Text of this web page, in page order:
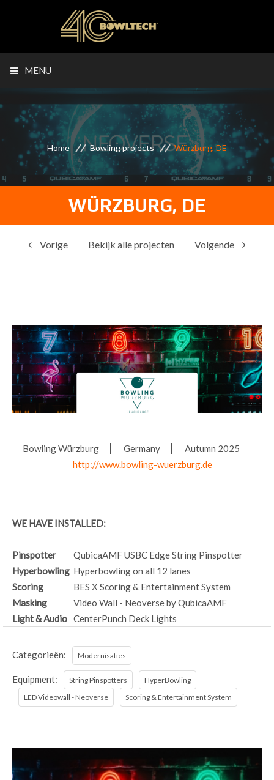
MENU
Home Bowling projects Würzburg, DE
WÜRZBURG, DE
Vorige Bekijk alle projecten Volgende
Bowling Würzburg Germany
Autumn 2025
http://www.bowling-wuerzburg.de
WE HAVE INSTALLED:
Pinspotter
QubicaAMF USBC Edge String Pinspotter
Hyperbowling Hyperbowling on all 12 lanes
Scoring
BES X Scoring & Entertainment System
Masking
Video Wall - Neoverse by QubicaAMF
Light & Audio CenterPunch Deck Lights
Categorieën: Modernisaties
Equipment: String Pinspotters
HyperBowling
LED Videowall - Neoverse
Scoring & Entertainment System